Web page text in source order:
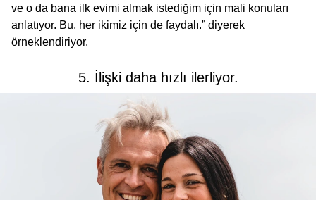
ve o da bana ilk evimi almak istediğim için mali konuları
anlatıyor. Bu, her ikimiz için de faydalı.” diyerek
örneklendiriyor.
5. İlişki daha hızlı ilerliyor.